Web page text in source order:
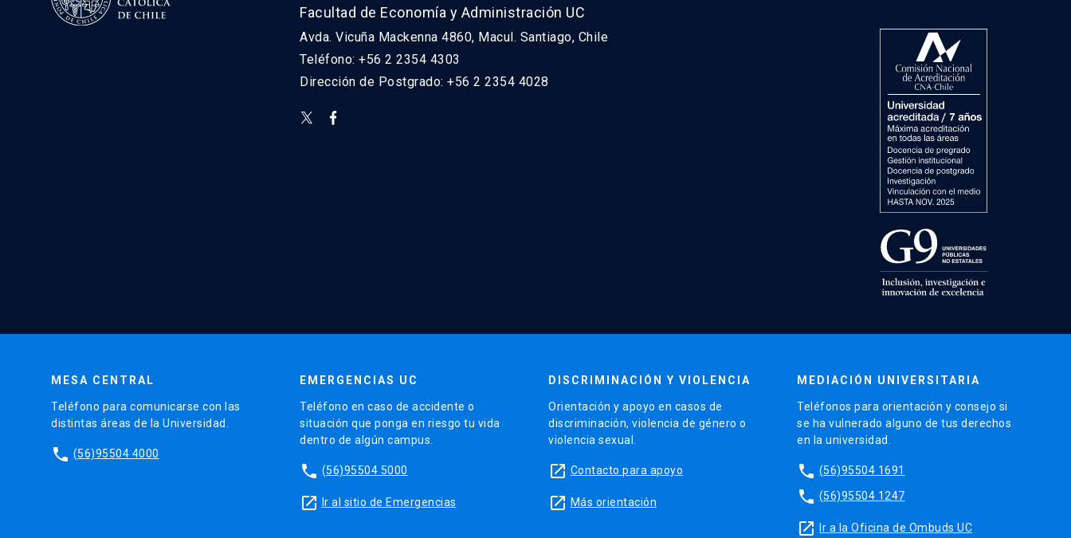
Facultad de Economía y Administración UC
Avda. Vicuña Mackenna 4860, Macul. Santiago, Chile
Teléfono: +56 2 2354 4303
Dirección de Postgrado: +56 2 2354 4028
MESA CENTRAL
Teléfono para comunicarse con las
distintas áreas de la Universidad.
phone (56)95504 4000
EMERGENCIAS UC
Teléfono en caso de accidente o
situación que ponga en riesgo tu vida
dentro de algún campus.
phone (56)95504 5000
launch Ir al sitio de Emergencias
DISCRIMINACIÓN Y VIOLENCIA
Orientación y apoyo en casos de
discriminación, violencia de género o
violencia sexual.
launch Contacto para apoyo
launch Más orientación
MEDIACIÓN UNIVERSITARIA
Teléfonos para orientación y consejo si
se ha vulnerado alguno de tus derechos
en la universidad.
phone (56)95504 1691
phone (56)95504 1247
launch Ir a la Oficina de Ombuds UC